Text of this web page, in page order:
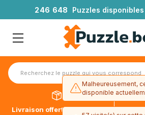
246 648 Puzzles
Livraison offerte dès 39€*
Malheureusement,
disponible